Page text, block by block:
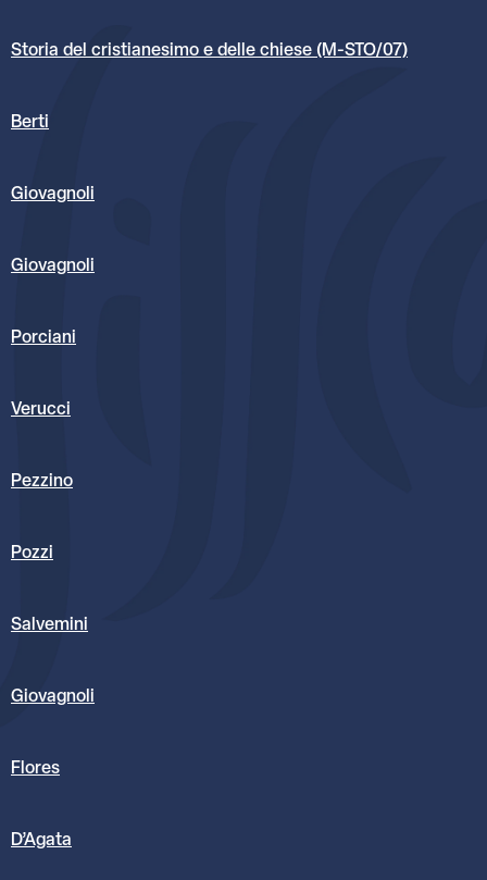
Storia del cristianesimo e delle chiese (M-STO/07)
Berti
Giovagnoli
Giovagnoli
Porciani
Verucci
Pezzino
Pozzi
Salvemini
Giovagnoli
Flores
D’Agata